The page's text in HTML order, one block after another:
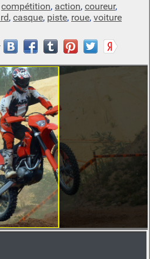
compétition, action, coureur,
, casque, piste, roue, voiture